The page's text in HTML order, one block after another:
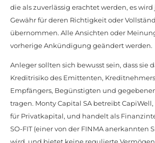
die als zuverlässig erachtet werden, es
Gewähr für deren Richtigkeit oder
übernommen. Alle Ansichten oder
vorherige Ankündigung geändert werden.
Anleger sollten sich bewusst sein, dass sie
Kreditrisiko des Emittenten,
Empfängers, Begünstigten und
tragen. Monty Capital SA betreibt
für Privatkapital, und handelt als
SO-FIT (einer von der FINMA anerkannten
wird, und bietet keine regulierte